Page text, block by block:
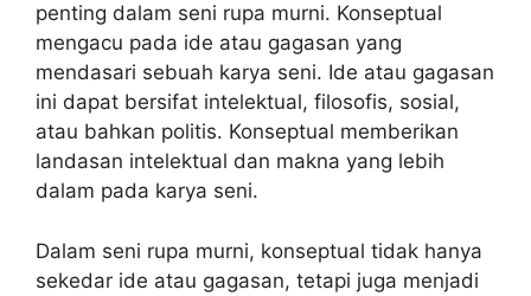
penting dalam seni rupa murni. Konseptual
mengacu pada ide atau gagasan yang
mendasari sebuah karya seni. Ide atau gagasan
ini dapat bersifat intelektual, filosofis, sosial,
atau bahkan politis. Konseptual memberikan
landasan intelektual dan makna yang lebih
dalam pada karya seni.
Dalam seni rupa murni, konseptual tidak hanya
sekedar ide atau gagasan, tetapi juga menjadi